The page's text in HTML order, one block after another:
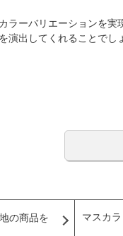
ラーバリエーションを
演出してくれることでし
の商品を
マスカ